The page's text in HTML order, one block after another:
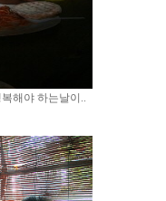
해야 하는날이..